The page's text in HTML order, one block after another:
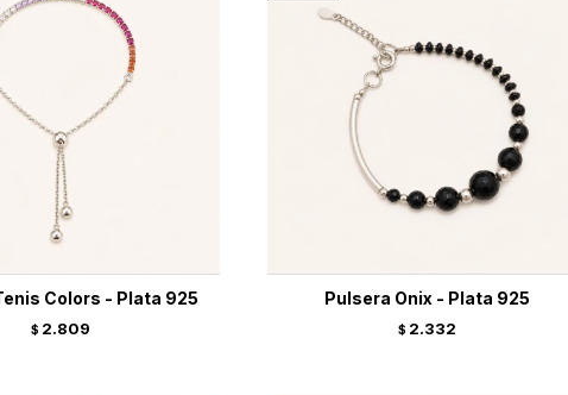
Colors - Plata 925
$ 2.809
Pulsera Onix - Plata 925
$ 2.332